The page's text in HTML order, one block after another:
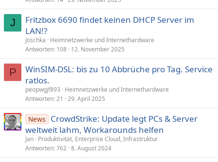
J
Fritzbox 6690 findet keinen DHCP Server im
LAN!?
Joschka
Heimnetzwerke und Internethardware
Antworten 108 12. November 2025
P
WinSIM-DSL: bis zu 10 Abbrüche pro Tag. Service
ratlos.
peopwgjf893
Heimnetzwerke und Internethardware
Antworten 21 29. April 2025
News
CrowdStrike: Update legt PCs & Server
weltweit lahm, Workarounds helfen
Jan Produktivität, Enterprise Cloud, Infrastruktur
Antworten 762 8. August 2024